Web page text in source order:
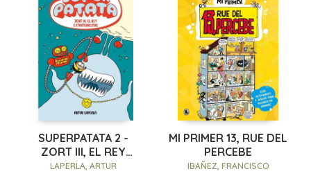
SUPERPATATA 2 -
ZORT III, EL REY
EXTRATERRESTRE
LAPERLA, ARTUR
MI PRIMER 13, RUE DEL
PERCEBE
IBAÑEZ, FRANCISCO